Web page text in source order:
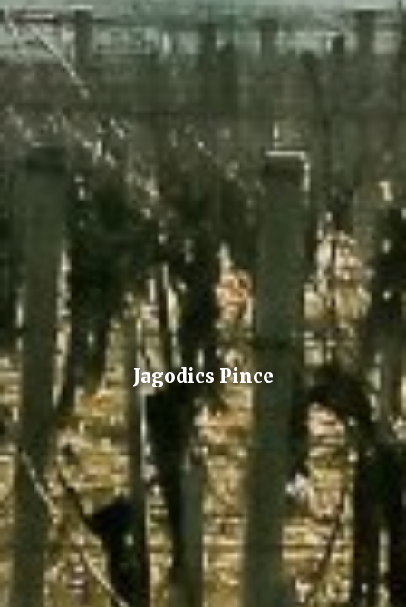
Jagodics Pince